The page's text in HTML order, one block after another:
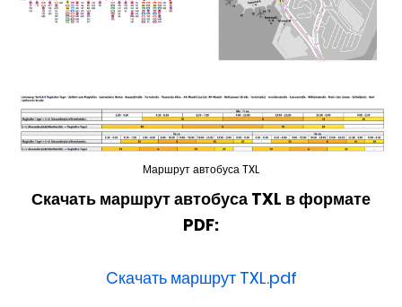
Маршрут автобуса TXL
Скачать маршрут автобуса TXL в формате
PDF:
Cкачать маршрут TXL.pdf